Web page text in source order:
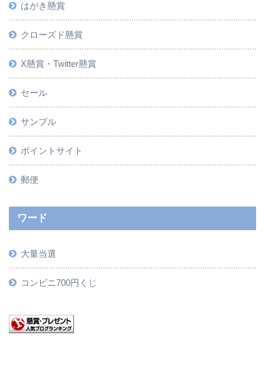
はがき懸賞
クローズド懸賞
X懸賞・Twitter懸賞
セール
サンプル
ポイントサイト
郵便
ワード
大量当選
コンビニ700円くじ